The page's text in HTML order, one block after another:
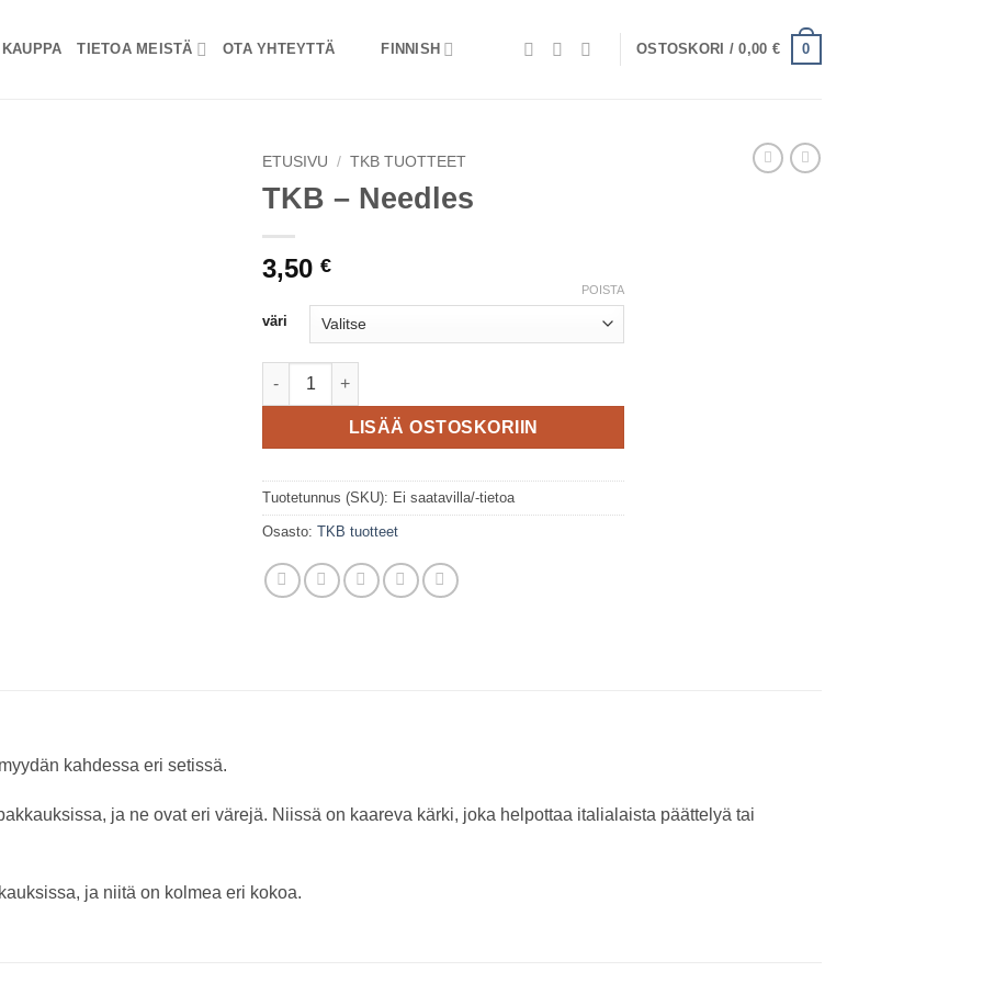
KAUPPA TIETOA MEISTÄ OTA YHTEYTTÄ FINNISH OSTOSKORI /0,00 € 0
ETUSIVU / TKB TUOTTEET
TKB – Needles
3,50 €
väri
POISTA
TKB - Needles määrä
LISÄÄ OSTOSKORIIN
Tuotetunnus (SKU): Ei saatavilla/-tietoa
Osasto: TKB tuotteet
kahdessa eri setissä.
ja ne ovat eri värejä. Niissä on kaareva kärki, joka helpottaa italialaista päättelyä tai
ja niitä on kolmea eri kokoa.